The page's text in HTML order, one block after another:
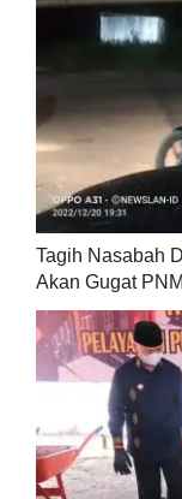
Tagih Nasabah
Akan Gugat